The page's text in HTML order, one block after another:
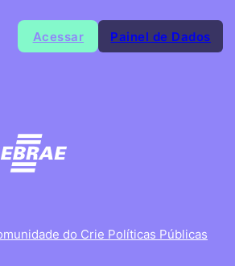
Acessar Painel de Dados
do Crie Políticas Públicas